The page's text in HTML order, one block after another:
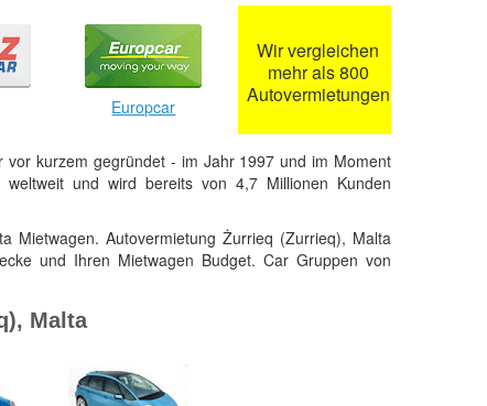
Europcar
Wir vergleichen
mehr als 800
Autovermietungen
vor kurzem gegründet - im Jahr 1997 und im Moment
und wird bereits von 4,7 Millionen Kunden
Mietwagen. Autovermietung Żurrieq (Zurrieq), Malta
und Ihren Mietwagen Budget. Car Gruppen von
Malta